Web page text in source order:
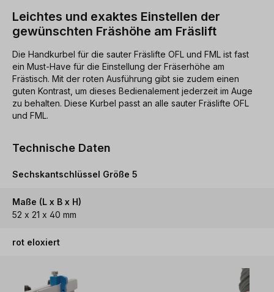
Leichtes und exaktes Einstellen der
gewünschten Fräshöhe am Fräslift
Die Handkurbel für die sauter Fräslifte OFL und FML ist fast
ein Must-Have für die Einstellung der Fräserhöhe am
Frästisch. Mit der roten Ausführung gibt sie zudem einen
guten Kontrast, um dieses Bedienalement jederzeit im Auge
zu behalten. Diese Kurbel passt an alle sauter Fräslifte OFL
und FML.
Technische Daten
Sechskantschlüssel Größe 5
Maße (L x B x H)
52 x 21 x 40 mm
rot eloxiert